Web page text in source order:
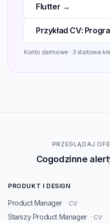
Flutter →
Przykład CV:
Konto darmowe · 3 startowe
PRZEGLĄDAJ
Cogodzinne
PRODUKT I DESIGN
Product Manager · CV
Starszy Product Manager · CV